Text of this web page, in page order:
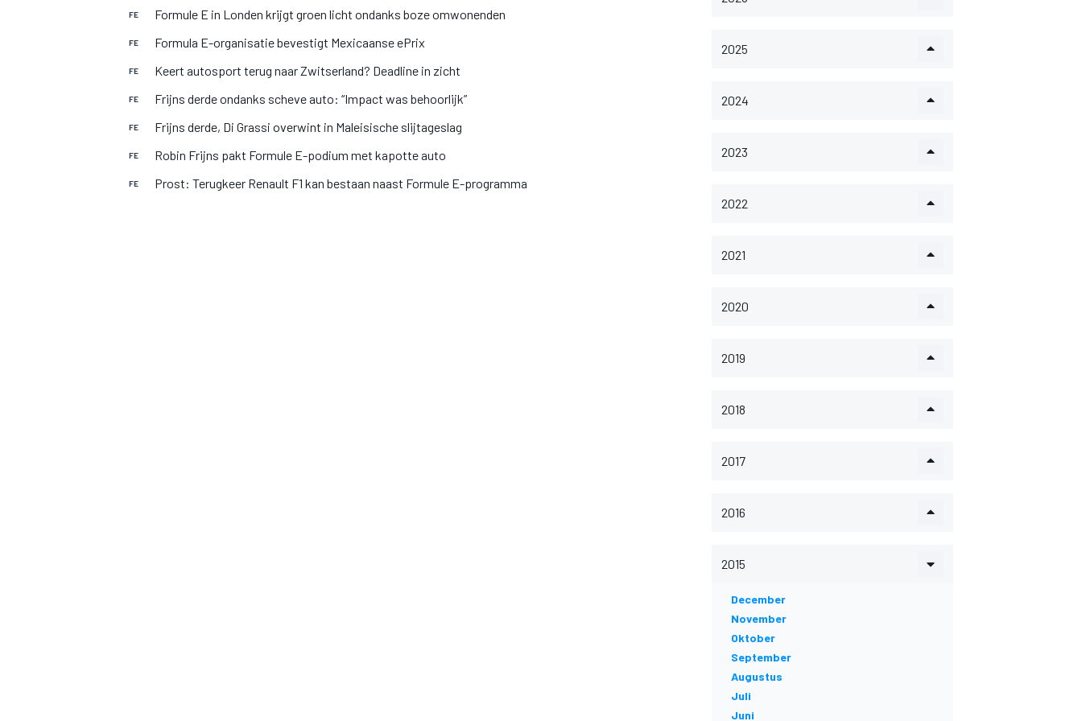
FE Formule E in Londen krijgt groen licht ondanks boze omwonenden
FE Formula E-organisatie bevestigt Mexicaanse ePrix
FE Keert autosport terug naar Zwitserland? Deadline in zicht
FE Frijns derde ondanks scheve auto: “Impact was behoorlijk”
FE Frijns derde, Di Grassi overwint in Maleisische slijtageslag
FE Robin Frijns pakt Formule E-podium met kapotte auto
FE Prost: Terugkeer Renault F1 kan bestaan naast Formule E-programma
2025
2024
2023
2022
2021
2020
2019
2018
2017
2016
2015
December
November
Oktober
September
Augustus
Juli
Juni